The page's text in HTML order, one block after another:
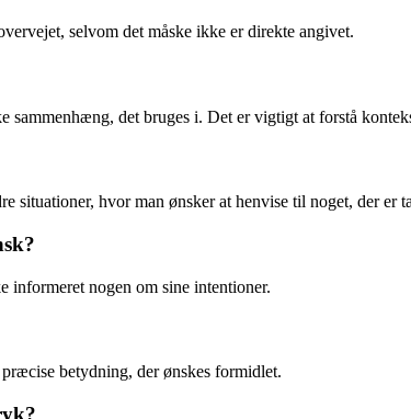
selvom det måske ikke er direkte angivet.
det bruges i. Det er vigtigt at forstå
situationer, hvor man ønsker at henvise til noget, der er
informeret nogen om sine intentioner.
betydning, der ønskes formidlet.